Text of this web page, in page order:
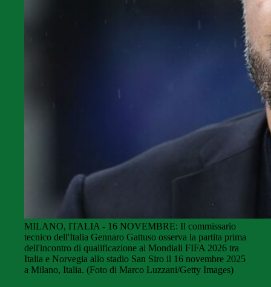
MILANO, ITALIA - 16 NOVEMBRE: Il commissario
tecnico dell'Italia Gennaro Gattuso osserva la partita prima
dell'incontro di qualificazione ai Mondiali FIFA 2026 tra
Italia e Norvegia allo stadio San Siro il 16 novembre 2025
a Milano, Italia. (Foto di Marco Luzzani/Getty Images)